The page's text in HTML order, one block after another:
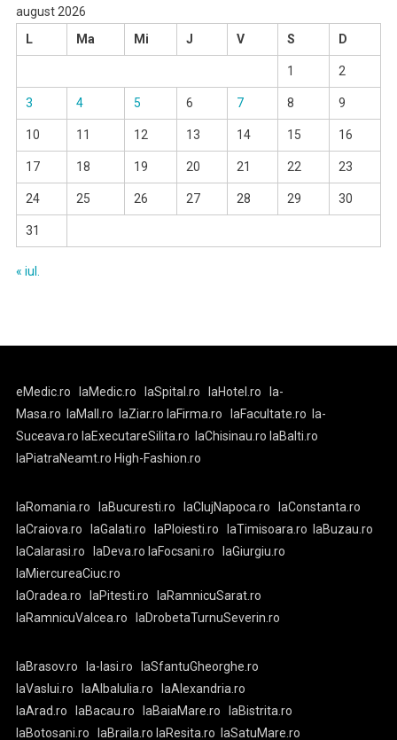
august 2026
L
Ma Mi J V S D
1 2
3 4 5 6 7 8 9
10 11 12 13 14 15 16
17 18 19 20 21 22 23
24 25 26 27 28 29 30
31
« iul.
eMedic.ro laMedic.ro laSpital.ro laHotel.ro
la-
Masa.ro
laMall.ro laZiar.ro laFirma.ro laFacultate.ro
la-
Suceava.ro laExecutareSilita.ro laChisinau.ro laBalti.ro
laPiatraNeamt.ro High-Fashion.ro
laRomania.ro laBucuresti.ro laClujNapoca.ro
laConstanta.ro
laCraiova.ro
laGalati.ro laPloiesti.ro laTimisoara.ro
laBuzau.ro
laCalarasi.ro
laDeva.ro laFocsani.ro
laGiurgiu.ro
laMiercureaCiuc.ro
laOradea.ro
laPitesti.ro
laRamnicuSarat.ro
laRamnicuValcea.ro
laDrobetaTurnuSeverin.ro
laBrasov.ro la-Iasi.ro
laSfantuGheorghe.ro
laVaslui.ro
laAlbaIulia.ro
laAlexandria.ro
laArad.ro
laBacau.ro laBaiaMare.ro
laBistrita.ro
laBotosani.ro
laBraila.ro laResita.ro laSatuMare.ro